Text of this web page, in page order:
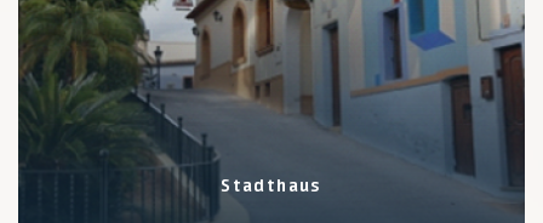
Stadthaus